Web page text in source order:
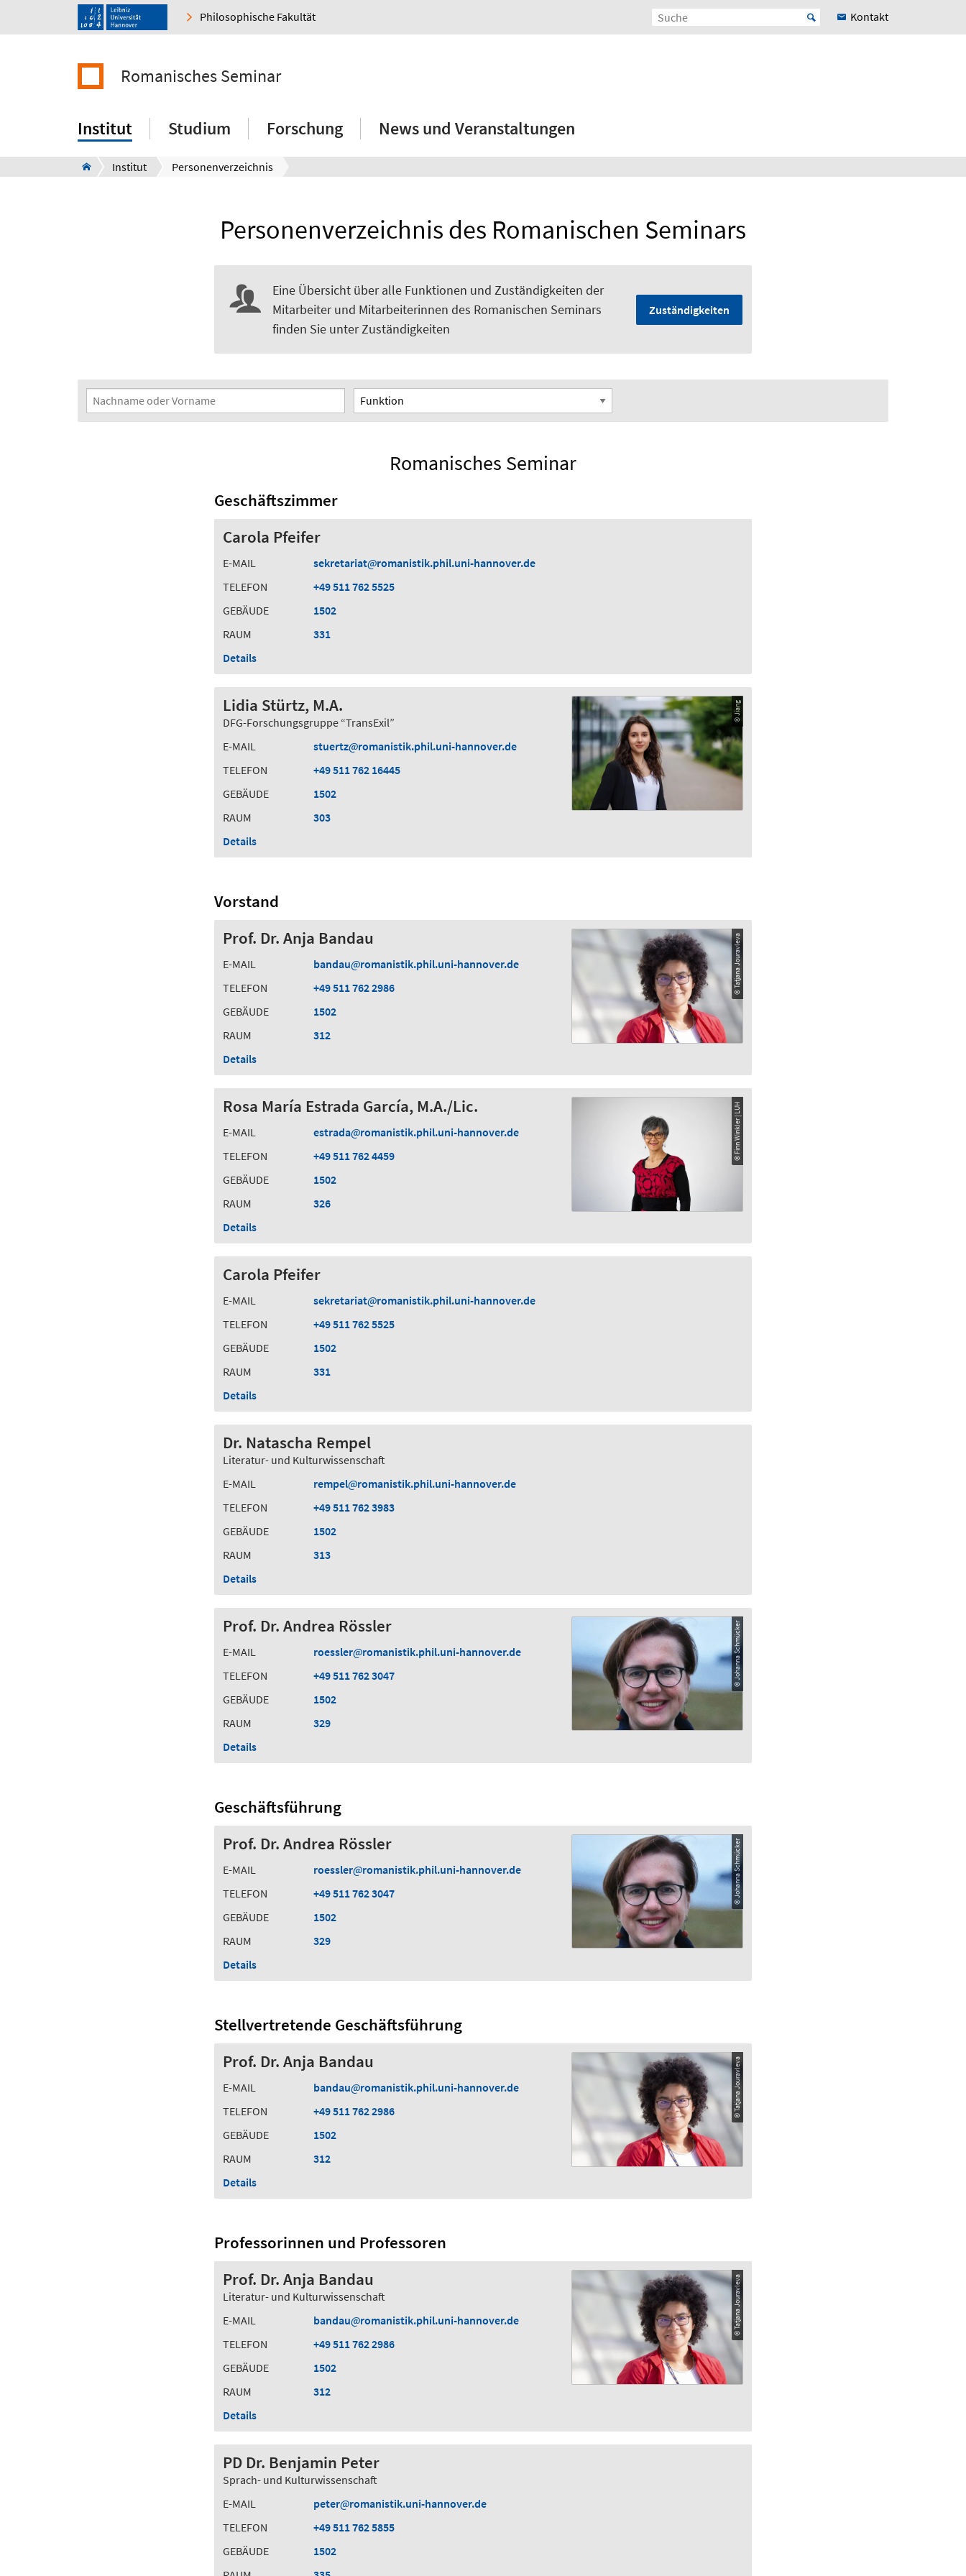
Philosophische Fakultät Kontakt
Romanisches Seminar
Institut Studium Forschung News und Veranstaltungen
Institut Personenverzeichnis
Personenverzeichnis des Romanischen Seminars
Eine Übersicht über alle Funktionen und Zuständigkeiten der
Mitarbeiter und Mitarbeiterinnen des Romanischen Seminars
finden Sie unter Zuständigkeiten
Zuständigkeiten
Suchfilter
Nachname oder Vorname Funktion
Romanisches Seminar
Geschäftszimmer
Carola Pfeifer
E-MAIL sekretariat
romanistik.phil.uni-hannover.de
TELEFON
+49 511 762 5525
GEBÄUDE
1502
RAUM
331
Details
Lidia Stürtz, M.A.
DFG-Forschungsgruppe “TransExil”
E-MAIL
stuertz
romanistik.phil.uni-hannover.de
TELEFON
+49 511 762 16445
GEBÄUDE
1502
RAUM
303
Details
© Jiang
Vorstand
Prof. Dr. Anja Bandau
E-MAIL bandau
romanistik.phil.uni-hannover.de
TELEFON
+49 511 762 2986
GEBÄUDE
1502
RAUM
312
Details
© Tatjana Jouravleva
Rosa María Estrada García, M.A./Lic.
E-MAIL estrada
romanistik.phil.uni-hannover.de
TELEFON
+49 511 762 4459
GEBÄUDE
1502
RAUM
326
Details
© Finn Winkler | LUH
Carola Pfeifer
E-MAIL sekretariat
romanistik.phil.uni-hannover.de
TELEFON
+49 511 762 5525
GEBÄUDE
1502
RAUM
331
Details
Dr. Natascha Rempel
Literatur- und Kulturwissenschaft
E-MAIL
rempel
romanistik.phil.uni-hannover.de
TELEFON
+49 511 762 3983
GEBÄUDE
1502
RAUM
313
Details
Prof. Dr. Andrea Rössler
E-MAIL roessler
romanistik.phil.uni-hannover.de
TELEFON
+49 511 762 3047
GEBÄUDE
1502
RAUM
329
Details
© Johanna Schmücker
Geschäftsführung
Prof. Dr. Andrea Rössler
E-MAIL roessler
romanistik.phil.uni-hannover.de
TELEFON
+49 511 762 3047
GEBÄUDE
1502
RAUM
329
Details
© Johanna Schmücker
Stellvertretende Geschäftsführung
Prof. Dr. Anja Bandau
E-MAIL bandau
romanistik.phil.uni-hannover.de
TELEFON
+49 511 762 2986
GEBÄUDE
1502
RAUM
312
Details
© Tatjana Jouravleva
Professorinnen und Professoren
Prof. Dr. Anja Bandau
Literatur- und Kulturwissenschaft
E-MAIL
bandau
romanistik.phil.uni-hannover.de
TELEFON
+49 511 762 2986
GEBÄUDE
1502
RAUM
312
Details
© Tatjana Jouravleva
PD Dr. Benjamin Peter
Sprach- und Kulturwissenschaft
E-MAIL
peter
romanistik.uni-hannover.de
TELEFON
+49 511 762 5855
GEBÄUDE
1502